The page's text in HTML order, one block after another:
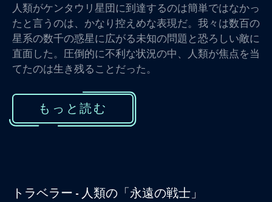
人類がケンタウリ星団に到達するのは簡単ではなかっ
たと言うのは、かなり控えめな表現だ。我々は数百の
星系の数千の惑星に広がる未知の問題と恐ろしい敵に
直面した。圧倒的に不利な状況の中、人類が焦点を当
てたのは生き残ることだった。
もっと読む
トラベラー - 人類の「永遠の戦士」